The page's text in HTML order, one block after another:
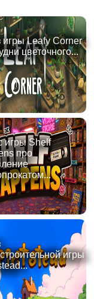
игры Leafy Corner
цветочного...
игры Shelf
про
игры